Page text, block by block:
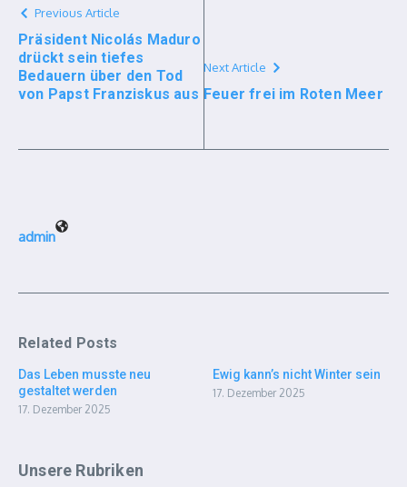
Previous Article
Präsident Nicolás Maduro
drückt sein tiefes
Bedauern über den Tod
von Papst Franziskus aus
Next Article
Feuer frei im Roten Meer
admin
Related Posts
Das Leben musste neu
gestaltet werden
17. Dezember 2025
Ewig kann’s nicht Winter sein
17. Dezember 2025
Unsere Rubriken